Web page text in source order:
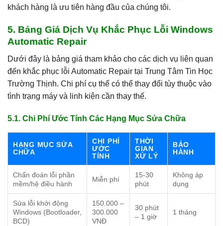
khách hàng là ưu tiên hàng đầu của chúng tôi.
5. Bảng Giá Dịch Vụ Khắc Phục Lỗi Windows
Automatic Repair
Dưới đây là bảng giá tham khảo cho các dịch vụ liên quan
đến khắc phục lỗi Automatic Repair tại Trung Tâm Tin Học
Trường Thịnh. Chi phí cụ thể có thể thay đổi tùy thuộc vào
tình trạng máy và linh kiện cần thay thế.
5.1. Chi Phí Ước Tính Các Hạng Mục Sửa Chữa
HẠNG MỤC SỬA
CHỮA
CHI PHÍ
ƯỚC
TÍNH
THỜI
GIAN
XỬ LÝ
BẢO
HÀNH
Chẩn đoán lỗi phần
mềm/hệ điều hành
Miễn phí
15-30
phút
Không áp
dụng
Sửa lỗi khởi động
Windows (Bootloader,
BCD)
150.000 –
300.000
VNĐ
30 phút
– 1 giờ
1 tháng